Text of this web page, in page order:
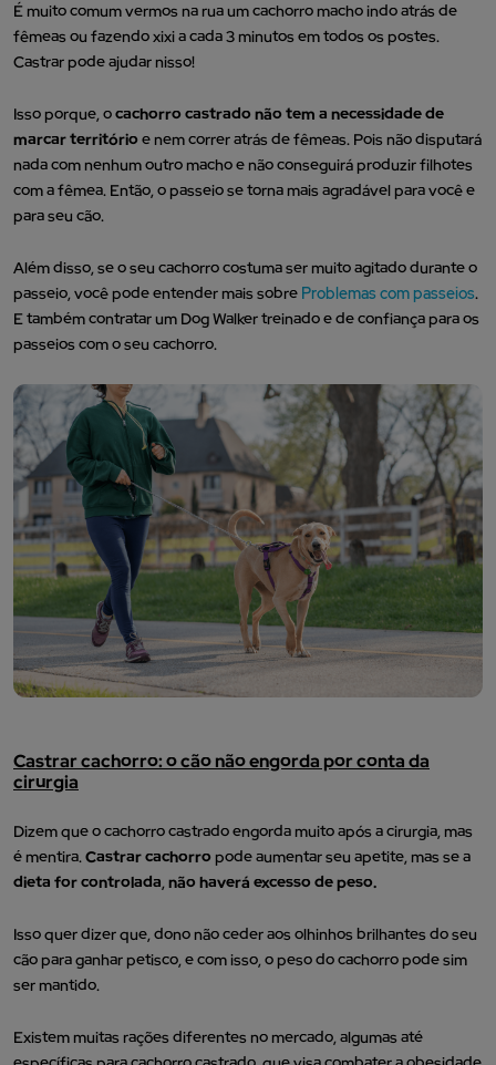
É muito comum vermos na rua um cachorro macho indo atrás de
fêmeas ou fazendo xixi a cada 3 minutos em todos os postes.
Castrar pode ajudar nisso!
Isso porque, ocachorro castrado não tem a necessidade de
marcar território e nem correr atrás de fêmeas. Pois não disputará
nada com nenhum outro macho e não conseguirá produzir filhotes
com a fêmea. Então, o passeio se torna mais agradável para você e
para seu cão.
Além disso, se o seu cachorro costuma ser muito agitado durante o
passeio, você pode entender mais sobre Problemas com passeios.
E também contratar um Dog Walker treinado e de confiança para os
passeios com o seu cachorro.
Castrar cachorro: o cão não engorda por conta da
cirurgia
Dizem que o cachorro castrado engorda muito após a cirurgia, mas
é mentira.Castrar cachorro pode aumentar seu apetite, mas se a
dieta for controlada,não haverá excesso de peso.
Isso quer dizer que, dono não ceder aos olhinhos brilhantes do seu
cão para ganhar petisco, e com isso, o peso do cachorro pode sim
ser mantido.
Existem muitas rações diferentes no mercado, algumas até